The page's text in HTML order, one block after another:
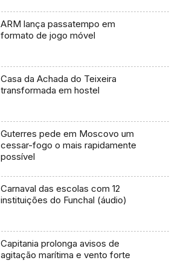
ARM lança passatempo em
formato de jogo móvel
Casa da Achada do Teixeira
transformada em hostel
Guterres pede em Moscovo um
cessar-fogo o mais rapidamente
possível
Carnaval das escolas com 12
instituições do Funchal (áudio)
Capitania prolonga avisos de
agitação marítima e vento forte